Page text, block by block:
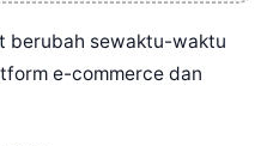
berubah sewaktu-waktu
e-commerce dan